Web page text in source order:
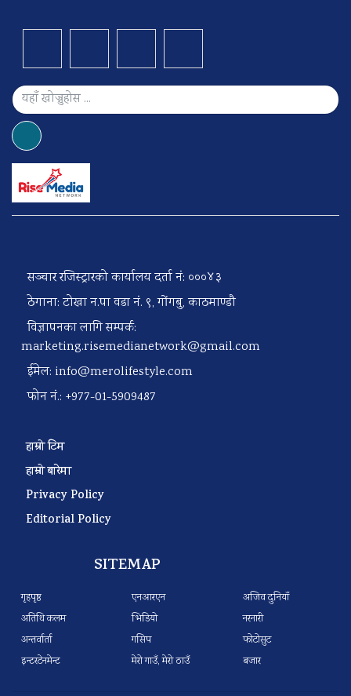
सञ्चार रजिस्ट्रारको कार्यालय दर्ता नं: ०००४३
ठेगाना: टोखा न.पा वडा नं. ९, गोंगबु, काठमाण्डौ
विज्ञापनका लागि सम्पर्क:
marketing.risemedianetwork@gmail.com
ईमेल: info@merolifestyle.com
फोन नं.: +977-01-5909487
हाम्रो टिम
हाम्रो बारेमा
Privacy Policy
Editorial Policy
SITEMAP
गृहपृष्ठ
अतिथि कलम
अन्तर्वार्ता
इन्टरटेनमेन्ट
एनआरएन
भिडियो
गसिप
मेरो गाउँ, मेरो ठाउँ
अजिव दुनियाँ
नरनारी
फोटोसुट
बजार